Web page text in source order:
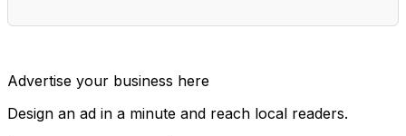
Advertise your business here
Design an ad in a minute and reach local readers.